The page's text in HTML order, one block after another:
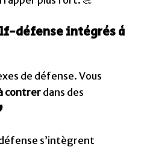
défense intégrés à
de défense. Vous
contrer dans des
s’intègrent